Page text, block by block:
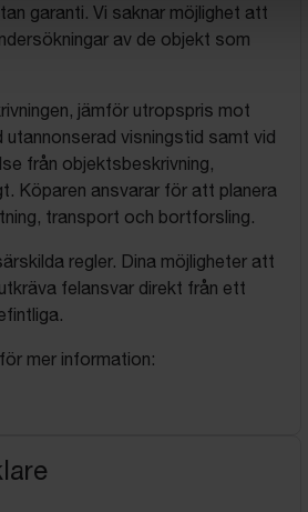
garanti. Vi saknar möjlighet att
av de objekt som
jämför utropspris mot
utannonserad visningstid samt vid
från objektsbeskrivning,
Köparen ansvarar för att planera
transport och bortforsling.
regler. Dina möjligheter att
felansvar direkt från ett
mer information: